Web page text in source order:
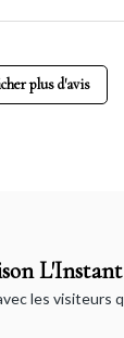
plus d'avis
L'Instant
les visiteurs